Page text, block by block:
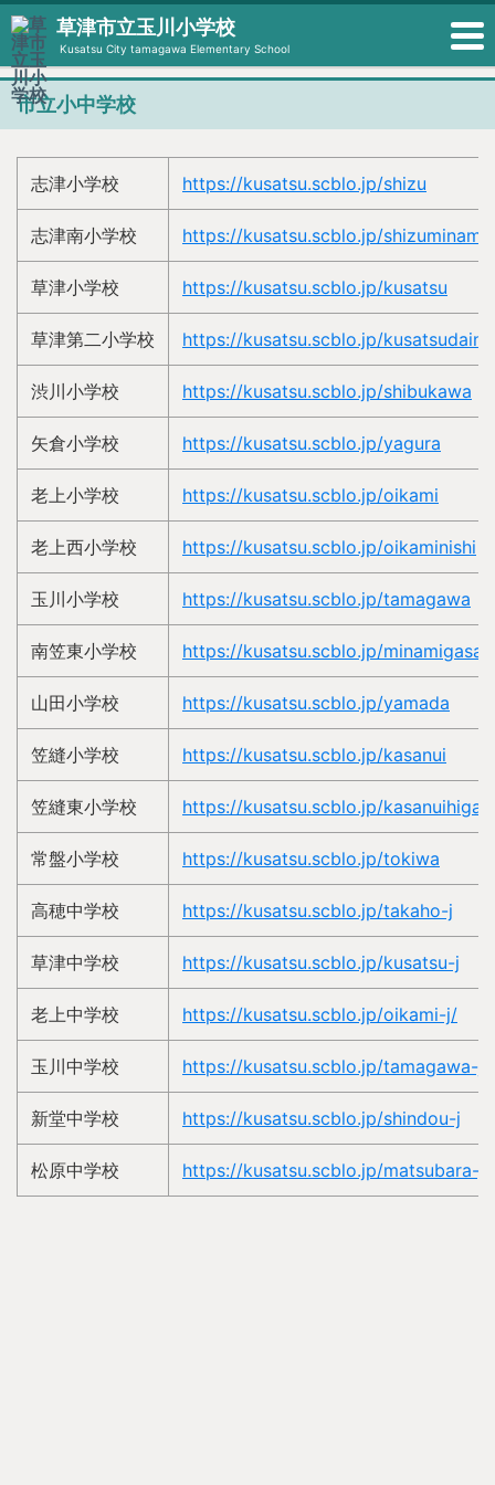
草津市立玉川小学校
Kusatsu City tamagawa Elementary School
市立小中学校
志津小学校 https://kusatsu.scblo.jp/shizu
志津南小学校 https://kusatsu.scblo.jp/shizuminami
草津小学校 https://kusatsu.scblo.jp/kusatsu
草津第二小学校 https://kusatsu.scblo.jp/kusatsudaini
渋川小学校 https://kusatsu.scblo.jp/shibukawa
矢倉小学校 https://kusatsu.scblo.jp/yagura
老上小学校 https://kusatsu.scblo.jp/oikami
老上西小学校 https://kusatsu.scblo.jp/oikaminishi
玉川小学校 https://kusatsu.scblo.jp/tamagawa
南笠東小学校 https://kusatsu.scblo.jp/
山田小学校 https://kusatsu.scblo.jp/yamada
笠縫小学校 https://kusatsu.scblo.jp/kasanui
笠縫東小学校 https://kusatsu.scblo.jp/
常盤小学校 https://kusatsu.scblo.jp/tokiwa
高穂中学校 https://kusatsu.scblo.jp/takaho-j
草津中学校 https://kusatsu.scblo.jp/kusatsu-j
老上中学校 https://kusatsu.scblo.jp/oikami-j/
玉川中学校 https://kusatsu.scblo.jp/tamagawa-j
新堂中学校 https://kusatsu.scblo.jp/shindou-j
松原中学校 https://kusatsu.scblo.jp/matsubara-j